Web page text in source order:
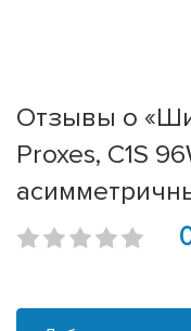
Отзывы о
Proxes, C1S